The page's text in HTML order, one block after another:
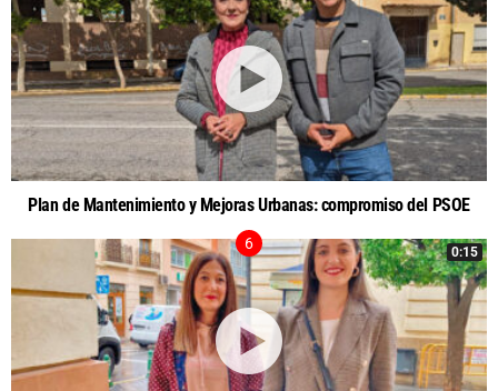
Plan de Mantenimiento y Mejoras Urbanas: compromiso del PSOE
0:15